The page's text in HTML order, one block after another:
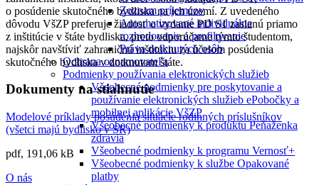
Zoznam príjemcov
Automatizované individuálne
rozhodovanie a profilovanie
Práva dotknutých osôb
Ochrana oznamovateľa
Podmienky používania elektronických služieb
Všeobecné podmienky pre poskytovanie a
používanie elektronických služieb ePobočky a
mobilnej aplikácie VšZP
Všeobecné podmienky k produktu Peňaženka
zdravia
Všeobecné podmienky k programu Vernosť+
Všeobecné podmienky k službe Opakované
platby
o posúdenie skutočného bydliska na ich území. Z uvedeného
dôvodu VšZP preferuje žiadosť o vydanie PD S1 zaslanú priamo
z inštitúcie v štáte bydliska, preto odporúčame týmto študentom,
najskôr navštíviť zahraničnú inštitúciu za účelom posúdenia
skutočného bydliska v dotknutom štáte.
Dokumenty na stiahnutie
Modelové príklady posúdenia situácie rodinných príslušníkov
(všetci majú bydlisko v SR)
pdf, 191,06 kB
O nás